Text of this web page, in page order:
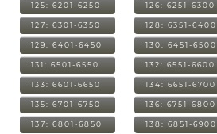
125: 6201-6250 126: 6251-6300
127: 6301-6350 128: 6351-6400
129: 6401-6450 130: 6451-6500
131: 6501-6550 132: 6551-6600
133: 6601-6650 134: 6651-6700
135: 6701-6750 136: 6751-6800
137: 6801-6850 138: 6851-6900